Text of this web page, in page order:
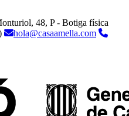
48, P - Botiga física
hola@casaamella.com